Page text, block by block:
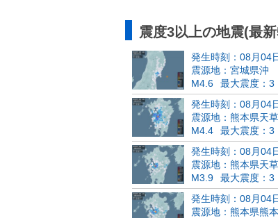
震度3以上の地震(最
発生時刻：08月04
震源地：宮城県沖
M4.6
最大震度：3
発生時刻：08月04
震源地：熊本県天
M4.4
最大震度：3
発生時刻：08月04
震源地：熊本県天
M3.9
最大震度：3
発生時刻：08月04
震源地：熊本県熊